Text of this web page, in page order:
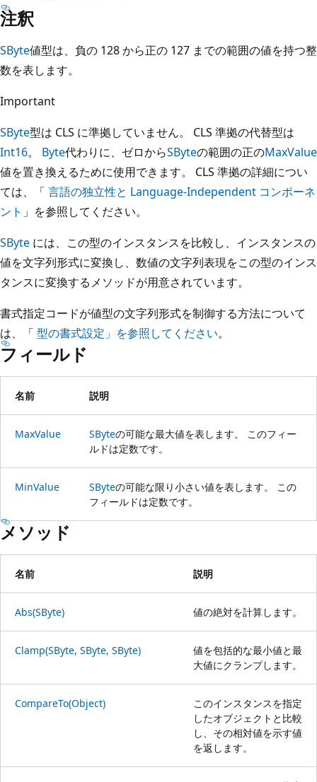
注釈
SByte値型は、負の 128 から正の 127 までの範囲の値を持つ整
数を表します。
Important
SByte型は CLS に準拠していません。 CLS 準拠の代替型は
Int16。 Byte代わりに、ゼロからSByteの範囲の正のMaxValue
値を置き換えるために使用できます。 CLS 準拠の詳細につい
ては、「 言語の独立性と Language-Independent コンポーネ
ント 」を参照してください。
SByte には、この型のインスタンスを比較し、インスタンスの
値を文字列形式に変換し、数値の文字列表現をこの型のインス
タンスに変換するメソッドが用意されています。
書式指定コードが値型の文字列形式を制御する方法について
は、「 型の書式設定」を参照してください。
フィールド
名前 説明
MaxValue SByteの可能な最大値を表します。 このフィー
ルドは定数です。
MinValue SByteの可能な限り小さい値を表します。 この
フィールドは定数です。
メソッド
名前 説明
Abs(SByte) 値の絶対を計算します。
Clamp(SByte, SByte, SByte)
値を包括的な最小値と最
大値にクランプします。
CompareTo(Object)
このインスタンスを指定
したオブジェクトと比較
し、その相対値を示す値
を返します。